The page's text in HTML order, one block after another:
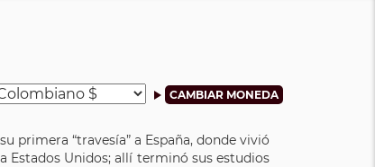
primera “travesía” a España, donde vivió
Estados Unidos; allí terminó sus estudios